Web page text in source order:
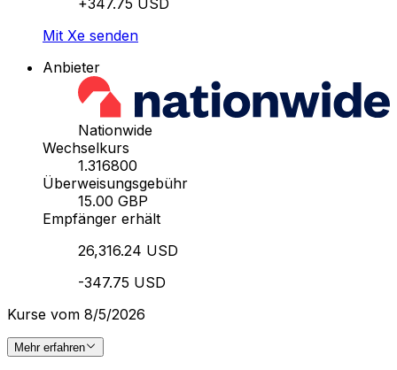
Mit Xe senden
Anbieter
Nationwide
Wechselkurs
1.316800
Überweisungsgebühr
15.00 GBP
Empfänger erhält
26,316.24 USD
-347.75 USD
Kurse vom 8/5/2026
Mehr erfahren